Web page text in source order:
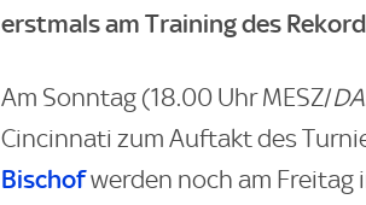
erstmals am Training des
Am Sonntag (18.00 Uhr MESZ/
Cincinnati zum Auftakt des
Bischofwerden noch am Freitag